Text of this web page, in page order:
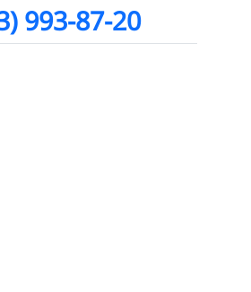
993-87-20